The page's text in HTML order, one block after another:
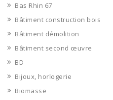
Bas Rhin 67
Bâtiment construction bois
Bâtiment démolition
Bâtiment second œuvre
BD
Bijoux, horlogerie
Biomasse